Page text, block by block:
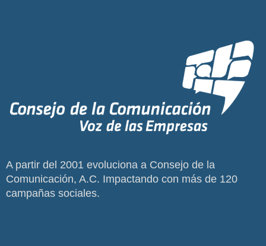
A partir del 2001 evoluciona a Consejo de la
Comunicación, A.C. Impactando con más de 120
campañas sociales.